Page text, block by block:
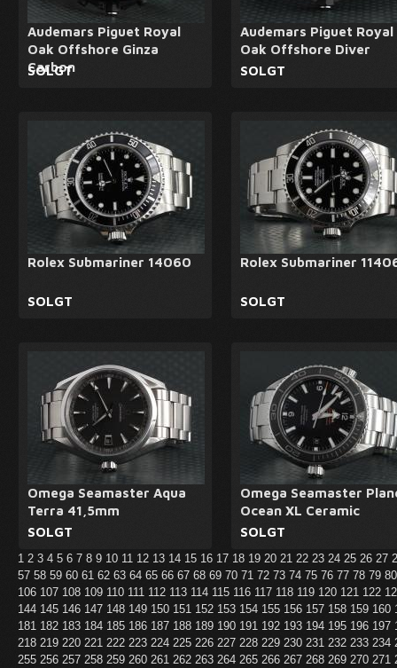
Audemars Piguet Royal
Oak Offshore Ginza
Carbon
SOLGT
Audemars Piguet Royal
Oak Offshore Diver
SOLGT
Rolex Submariner 14060
SOLGT
Rolex Submariner
SOLGT
Omega Seamaster Aqua
Terra 41,5mm
SOLGT
Omega Seamaster
Ocean XL Ceramic
SOLGT
1 2 3 4 5 6 7 8 9 10 11 12 13 14 15 16 17 18 19 20 21 22 23 24 25 26 27
57 58 59 60 61 62 63 64 65 66 67 68 69 70 71 72 73 74 75 76 77 78 79
106 107 108 109 110 111 112 113 114 115 116 117 118 119 120 121 122
144 145 146 147 148 149 150 151 152 153 154 155 156 157 158 159 160
181 182 183 184 185 186 187 188 189 190 191 192 193 194 195 196 197
218 219 220 221 222 223 224 225 226 227 228 229 230 231 232 233 234
255 256 257 258 259 260 261 262 263 264 265 266 267 268 269 270 271